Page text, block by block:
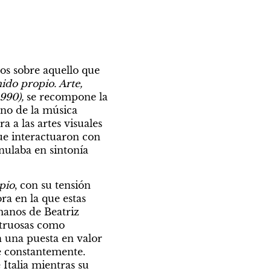
sobre aquello que
propio. Arte,
se recompone la
de la música
a las artes visuales
interactuaron con
en sintonía
, con su tensión
en la que estas
de Beatriz
como
una puesta en valor
mientras su